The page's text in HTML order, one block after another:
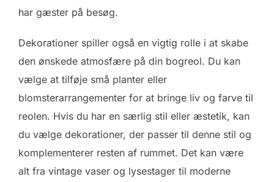
har gæster på besøg.
Dekorationer spiller også en vigtig rolle i at skabe
den ønskede atmosfære på din bogreol. Du kan
vælge at tilføje små planter eller
blomsterarrangementer for at bringe liv og farve til
reolen. Hvis du har en særlig stil eller æstetik, kan
du vælge dekorationer, der passer til denne stil og
komplementerer resten af rummet. Det kan være
alt fra vintage vaser og lysestager til moderne